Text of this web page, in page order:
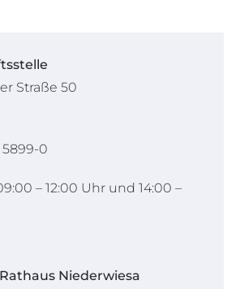
Straße 50
5899-0
– 12:00 Uhr und 14:00 –
Niederwiesa